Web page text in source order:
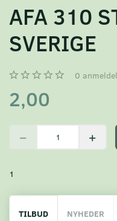
AFA 310
SVERIGE
0
2,00
1
TILBUD NYHEDER